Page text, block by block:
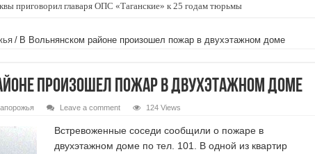
приговорил главаря ОПС «Таганские» к 25 годам тюрьмы
/ В Вольнянском районе произошел пожар в двухэтажном доме
произошел пожар в двухэтажном доме
Leave a comment 124 Views
Встревоженные соседи сообщили о пожаре в
двухэтажном доме по тел. 101. В одной из квартир